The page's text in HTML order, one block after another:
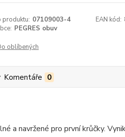
produktu: 07109003-4 EAN kód:
PEGRES obuv
oblíbených
Komentáře 0
a navržené pro první krůčky.